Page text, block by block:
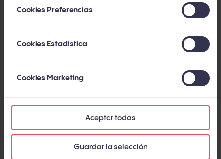
Cookies Preferencias
Cookies Estadística
Cookies Marketing
Aceptar todas
Guardar la selección
conceptos creativos para campañas, supervisa
materiales creativos que comunican visualmente
la identidad de la marca.
Análisis y optimización